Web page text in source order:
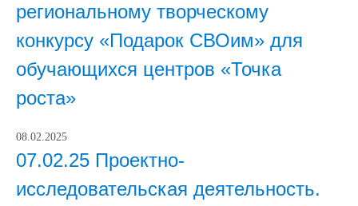
региональному творческому
конкурсу «Подарок СВОим» для
обучающихся центров «Точка
роста»
08.02.2025
07.02.25 Проектно-
исследовательская деятельность.